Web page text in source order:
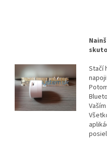
Stačí